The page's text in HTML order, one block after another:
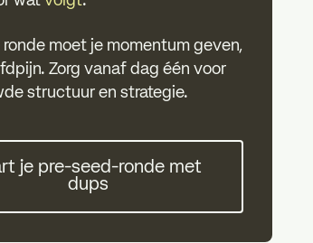
moet je momentum geven,
Zorg vanaf dag één voor
structuur en strategie.
je pre-seed-ronde met
dups